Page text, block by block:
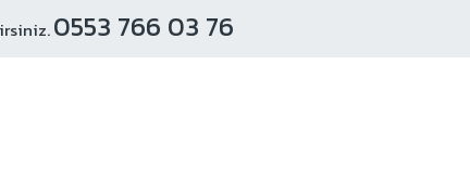
0553 766 03 76